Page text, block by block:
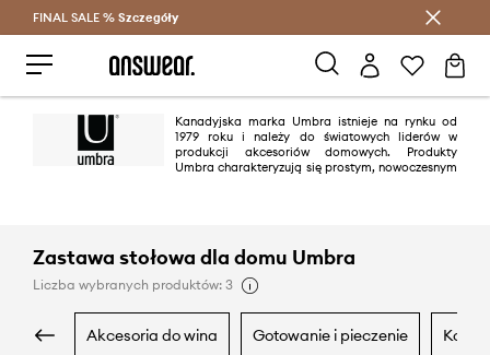
Oszczędzaj z Answear Club >
FINAL SALE % Szczegóły
Kanadyjska marka Umbra istnieje na rynku od
1979 roku i należy do światowych liderów w
produkcji akcesoriów domowych. Produkty
Umbra charakteryzują się prostym, nowoczesnym
Zastawa stołowa dla domu Umbra
Liczba wybranych produktów: 3
akcesoria do wina gotowanie i pieczenie